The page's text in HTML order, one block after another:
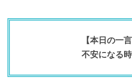
【本日の一言
不安になる